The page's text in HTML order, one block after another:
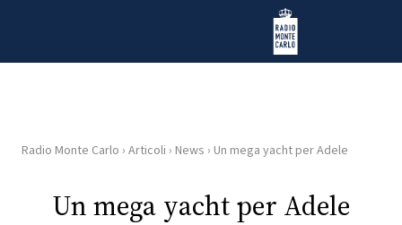
Radio Monte Carlo
HOME
RADIO
Radio Monte Carlo › Articoli › News › Un mega yacht per Adele
Un mega yacht per Adele